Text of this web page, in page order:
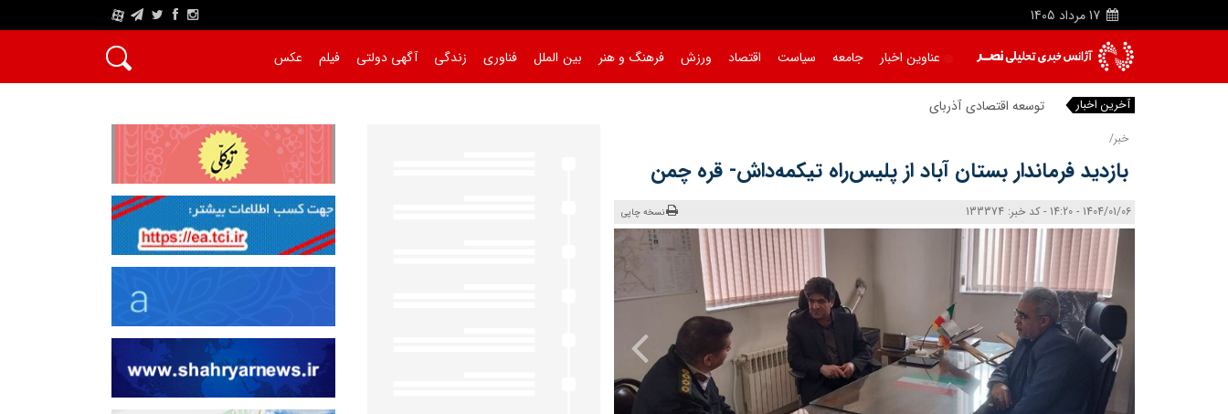
17 مرداد 1405
A
عناوین اخبار جامعه سیاست اقتصاد ورزش فرهنگ و هنر بین الملل فناوری زندگی آگهی دولتی فیلم عکس
آخرین اخبار توسعه اقتصادی آذربایجان شرقی
خبر/
بازدید فرماندار بستان‌ آباد از پلیس‌راه تیکمه‌داش- قره‌ چمن
1404/01/06 - 14:20 - کد خبر: 133374 نسخه چاپی